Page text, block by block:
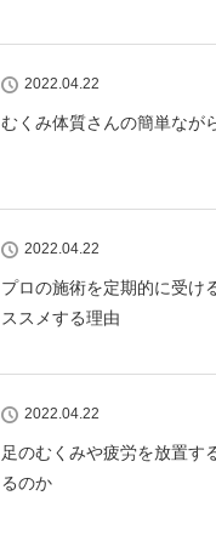
2022.04.22
むくみ体質さんの簡単なが
2022.04.22
プロの施術を定期的に受け
ススメする理由
2022.04.22
足のむくみや疲労を放置す
るのか